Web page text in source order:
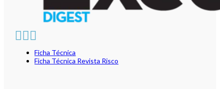
Ficha Técnica
Ficha Técnica Revista Risco